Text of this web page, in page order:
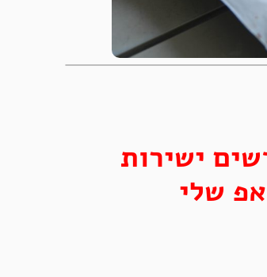
ישירות
שלי